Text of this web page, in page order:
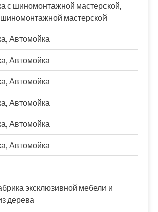
с шиномонтажной мастерской,
мастерской
Автомойка
Автомойка
Автомойка
Автомойка
Автомойка
Автомойка
эксклюзивной мебели и
дерева